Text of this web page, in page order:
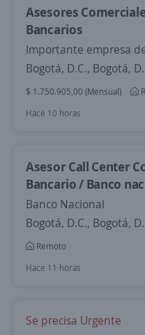
Asesores
Bancarios
Importante empresa
Bogotá, D.C., Bogotá,
$ 1.750.905,00 (Mensual)
Hace 10 horas
Asesor Call Center
Bancario / Banco
Banco Nacional
Bogotá, D.C., Bogotá,
Remoto
Hace 11 horas
Se precisa Urgente